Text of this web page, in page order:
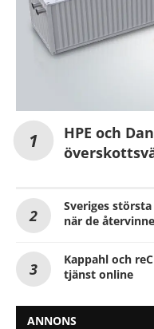
HPE och
Sveriges
när de
Kappahl och
tjänst online
ANNONS